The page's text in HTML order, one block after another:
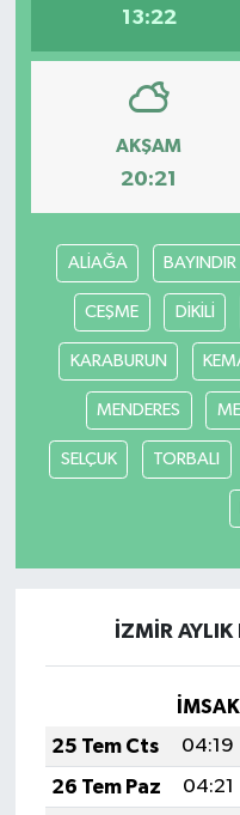
13:22
AKŞAM
20:21
ALİAĞA BAYINDIR
CEŞME DİKİLİ
KARABURUN
MENDERES
SELÇUK TORBALI
İZMİR
İMSAK
25 Tem Cts
04:19
26 Tem Paz
04:21
POLİTİKA
RESMİ İLANLAR
SAĞLIK
Tarihi Yapılarımız
Teknoloji
Türkiye
Yerel